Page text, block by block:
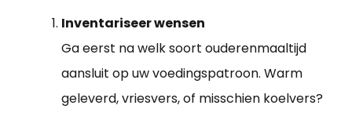
Inventariseer wensen
Ga eerst na welk soort ouderenmaaltijd
aansluit op uw voedingspatroon. Warm
geleverd, vriesvers, of misschien koelvers?